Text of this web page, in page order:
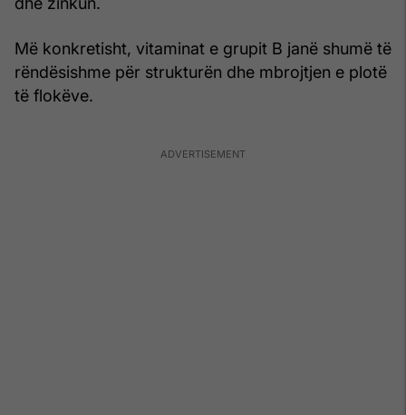
Më konkretisht, vitaminat e grupit B janë shumë të
rëndësishme për strukturën dhe mbrojtjen e plotë
të flokëve.